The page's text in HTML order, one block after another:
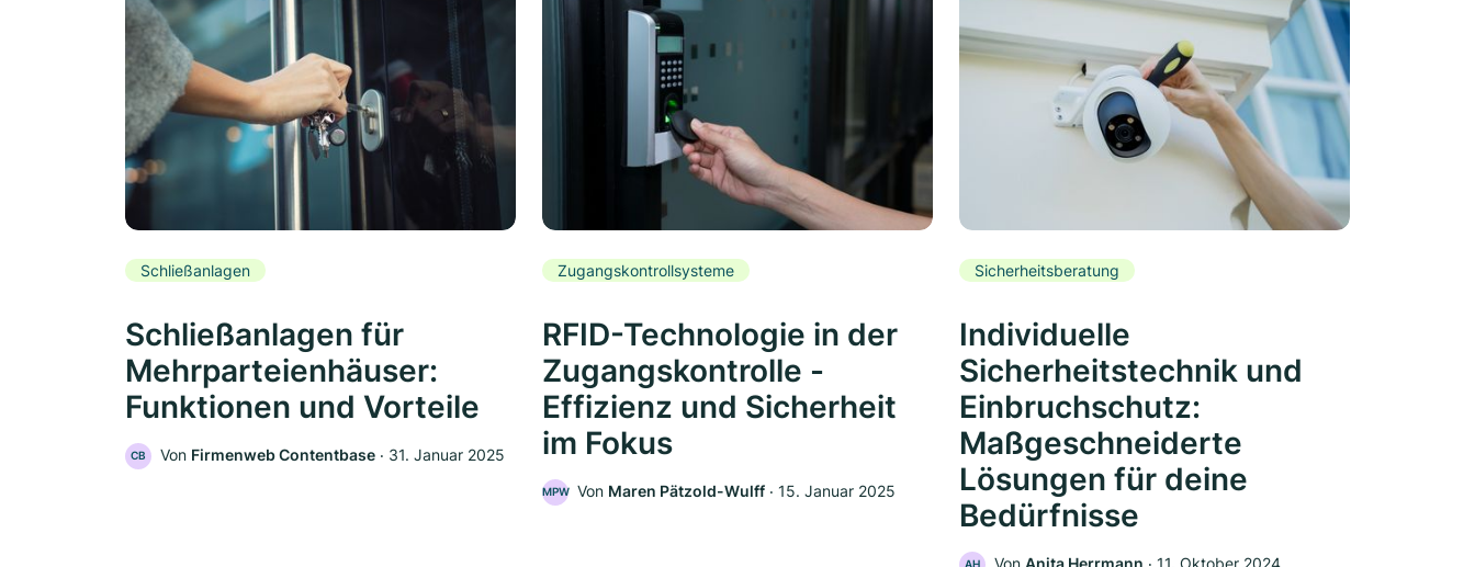
Schließanlagen
Schließanlagen für
Mehrparteienhäuser:
Funktionen und Vorteile
CB Von Firmenweb Contentbase ‧ 31. Januar 2025
Zugangskontrollsysteme
RFID-Technologie in der
Zugangskontrolle -
Effizienz und Sicherheit
im Fokus
MPW Von Maren Pätzold-Wulff ‧ 15. Januar 2025
Sicherheitsberatung
Individuelle
Sicherheitstechnik und
Einbruchschutz:
Maßgeschneiderte
Lösungen für deine
Bedürfnisse
AH